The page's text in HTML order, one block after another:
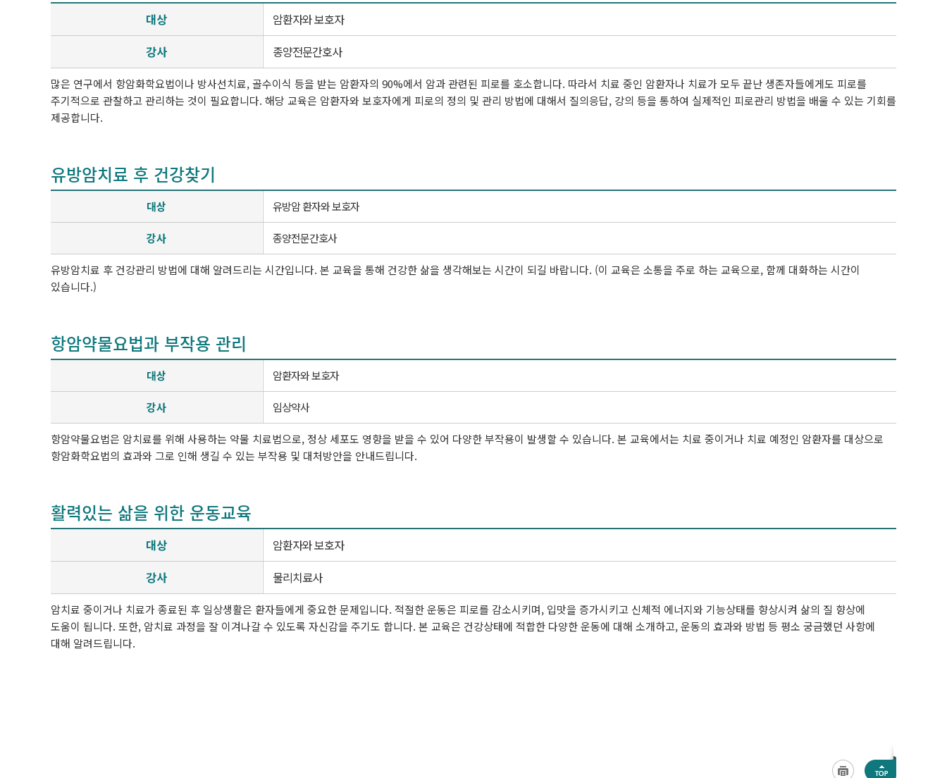
대상
암환자와 보호자
강사
종양전문간호사
많은 연구에서 항암화학요법이나 방사선치료, 골수이식 등을 받는 암환자의 90%에서 암과 관련된 피로를 호소합니다. 따라서 치료 중인 암환자나 치료가 모두 끝난 생존자들에게도 피로를
주기적으로 관찰하고 관리하는 것이 필요합니다. 해당 교육은 암환자와 보호자에게 피로의 정의 및 관리 방법에 대해서 질의응답, 강의 등을 통하여 실제적인 피로관리 방법을 배울 수 있는 기회를
제공합니다.
유방암치료 후 건강찾기
대상 유방암 환자와 보호자
강사 종양전문간호사
유방암치료 후 건강관리 방법에 대해 알려드리는 시간입니다. 본 교육을 통해 건강한 삶을 생각해보는 시간이 되길 바랍니다. (이 교육은 소통을 주로 하는 교육으로, 함께 대화하는 시간이
있습니다.)
항암약물요법과 부작용 관리
대상 암환자와 보호자
강사 임상약사
항암약물요법은 암치료를 위해 사용하는 약물 치료법으로, 정상 세포도 영향을 받을 수 있어 다양한 부작용이 발생할 수 있습니다. 본 교육에서는 치료 중이거나 치료 예정인 암환자를 대상으로
항암화학요법의 효과와 그로 인해 생길 수 있는 부작용 및 대처방안을 안내드립니다.
활력있는 삶을 위한 운동교육
대상
암환자와 보호자
강사
물리치료사
암치료 중이거나 치료가 종료된 후 일상생활은 환자들에게 중요한 문제입니다. 적절한 운동은 피로를 감소시키며, 입맛을 증가시키고 신체적 에너지와 기능상태를 향상시켜 삶의 질 향상에
도움이 됩니다. 또한, 암치료 과정을 잘 이겨나갈 수 있도록 자신감을 주기도 합니다. 본 교육은 건강상태에 적합한 다양한 운동에 대해 소개하고, 운동의 효과와 방법 등 평소 궁금했던 사항에
대해 알려드립니다.